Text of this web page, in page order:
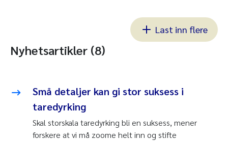
Last inn flere
Nyhetsartikler (8)
Små detaljer kan gi stor suksess i
taredyrking
Skal storskala taredyrking bli en suksess, mener
forskere at vi må zoome helt inn og stifte